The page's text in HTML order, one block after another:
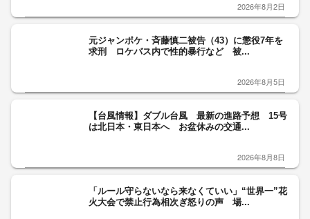
2026年8月2日
元ジャンポケ・斉藤慎二被告（43）に懲役7年を
求刑 ロケバス内で性的暴行など 被...
2026年8月5日
【台風情報】ダブル台風 最新の進路予想 15号
は北日本・東日本へ お盆休みの交通...
2026年8月8日
「ルール守らないなら来なくていい」“世界一”花
火大会で禁止行為相次ぎ怒りの声 場...